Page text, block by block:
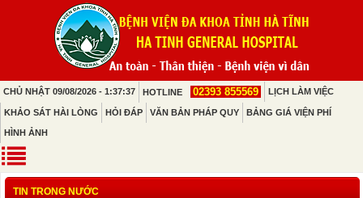
CHỦ NHẬT 09/08/2026 - 1:37:37 HOTLINE 02393 855569 LỊCH LÀM VIỆC
KHẢO SÁT HÀI LÒNG HỎI ĐÁP VĂN BẢN PHÁP QUY BẢNG GIÁ VIỆN PHÍ
HÌNH ẢNH
TIN TRONG NƯỚC